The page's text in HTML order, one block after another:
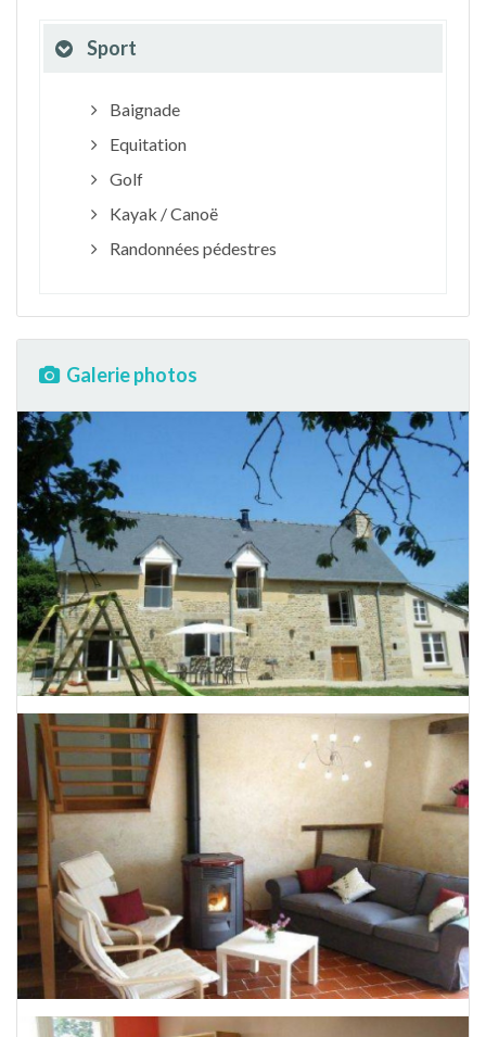
Sport
Baignade
Equitation
Golf
Kayak / Canoë
Randonnées pédestres
Galerie photos